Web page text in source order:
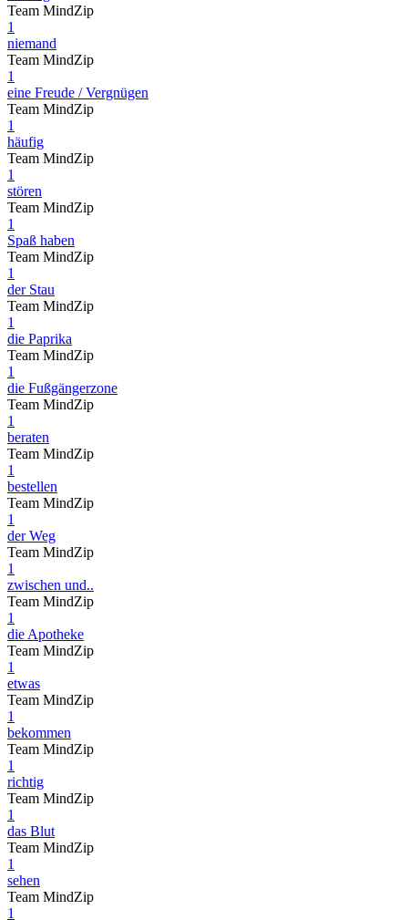
Team MindZip
1
niemand
Team MindZip
1
eine Freude / Vergnügen
Team MindZip
1
häufig
Team MindZip
1
stören
Team MindZip
1
Spaß haben
Team MindZip
1
der Stau
Team MindZip
1
die Paprika
Team MindZip
1
die Fußgängerzone
Team MindZip
1
beraten
Team MindZip
1
bestellen
Team MindZip
1
der Weg
Team MindZip
1
zwischen und..
Team MindZip
1
die Apotheke
Team MindZip
1
etwas
Team MindZip
1
bekommen
Team MindZip
1
richtig
Team MindZip
1
das Blut
Team MindZip
1
sehen
Team MindZip
1